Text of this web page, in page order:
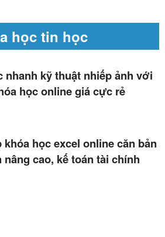
học tin học
nhanh kỹ thuật nhiếp ảnh với
học online giá cực rẻ
khóa học excel online căn bản
nâng cao, kế toán tài chính